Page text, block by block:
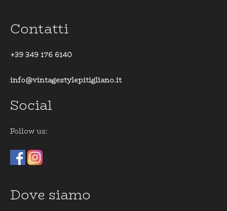
Contatti
+39 349 176 6140
info@vintagestylepitigliano.it
Social
Follow us:
Dove siamo